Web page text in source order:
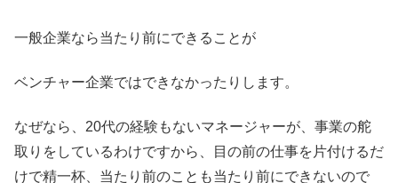
一般企業なら当たり前にできることが
ベンチャー企業ではできなかったりします。
なぜなら、20代の経験もないマネージャーが、事業の舵
取りをしているわけですから、目の前の仕事を片付けるだ
けで精一杯、当たり前のことも当たり前にできないので